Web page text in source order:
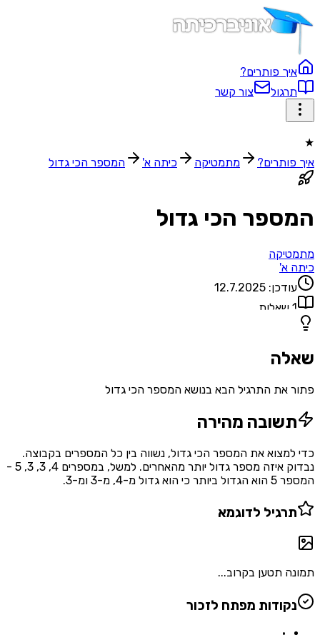
איך פותרים?
תרגול
צור קשר
★
איך פותרים?
מתמטיקה כיתה א' המספר הכי גדול
המספר הכי גדול
מתמטיקה
כיתה א'
עודכן: 12.7.2025
1 שאלות
שאלה
פתור את התרגיל הבא בנושא המספר הכי גדול
תשובה מהירה
כדי למצוא את המספר הכי גדול, נשווה בין כל המספרים בקבוצה.
נבדוק איזה מספר גדול יותר מהאחרים. למשל, במספרים 4, 3, 3, 5 -
המספר 5 הוא הגדול ביותר כי הוא גדול מ-4, מ-3 ומ-3.
תרגיל לדוגמא
תמונה תטען בקרוב...
נקודות מפתח לזכור
•